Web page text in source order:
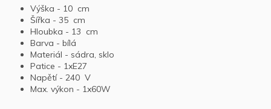
Výška - 10 cm
Šířka - 35 cm
Hloubka - 13 cm
Barva - bílá
Materiál - sádra, sklo
Patice - 1xE27
Napětí- 240 V
Max. výkon - 1x60W